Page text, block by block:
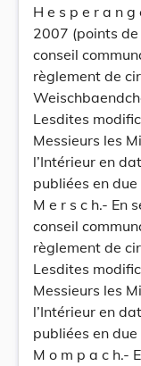
H e s p e r a n
2007 (points de
conseil
règlement de
Lesdites
Messieurs les
l’Intérieur en
publiées en due
M e r s c h.- En
conseil
règlement de
Lesdites
Messieurs les
l’Intérieur en
publiées en due
M o m p a c h.-